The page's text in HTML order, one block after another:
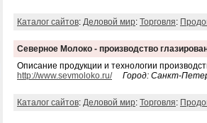
Каталог сайтов: Деловой мир: Торговля:
Северное Молоко - производство
Описание продукции и технологии
http://www.sevmoloko.ru/
Город: Санкт-
Каталог сайтов: Деловой мир: Торговля: